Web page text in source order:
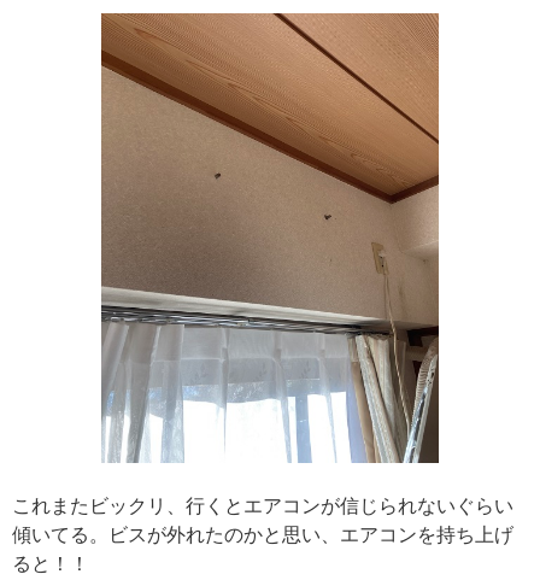
これまたビックリ、行くとエアコンが信じられないぐらい
傾いてる。ビスが外れたのかと思い、エアコンを持ち上げ
ると！！